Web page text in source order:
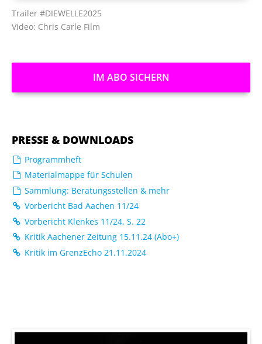
Trailer #DIEWELLE2025
Video: Chris Carle Film
IM ABO SICHERN
PRESSE & DOWNLOADS
Programmheft
Materialmappe für Schulen
Sammlung: Beratungsstellen & mehr
Vorbericht Bad Aachen 11/24
Vorbericht Klenkes 11/24, S. 22
Kritik Aachener Zeitung 15.11.24 (Abo+)
Kritik im GrenzEcho 21.11.2024